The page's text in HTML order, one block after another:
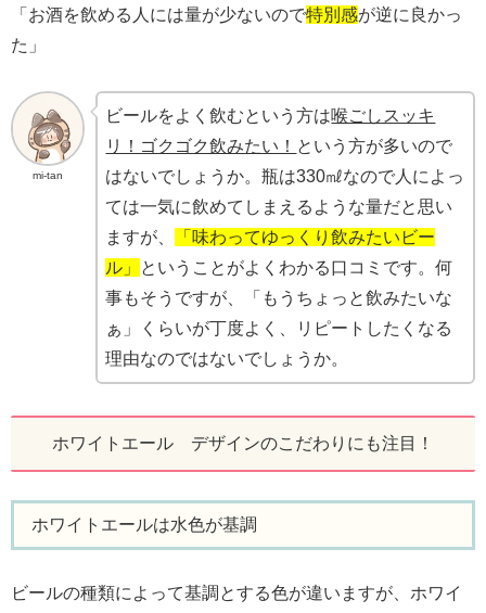
「お酒を飲める人には量が少ないので特別感が逆に良かっ
た」
mi-tan
ビールをよく飲むという方は喉ごしスッキ
リ！ゴクゴク飲みたい！ という方が多いので
はないでしょうか。瓶は330㎖なので人によっ
ては一気に飲めてしまえるような量だと思い
ますが、
「味わってゆっくり飲みたいビー
ル」 ということがよくわかる口コミです。何
事もそうですが、「もうちょっと飲みたいな
ぁ」くらいが丁度よく、リピートしたくなる
理由なのではないでしょうか。
ホワイトエール デザインのこだわりにも注目！
ホワイトエールは水色が基調
ビールの種類によって基調とする色が違いますが、ホワイ